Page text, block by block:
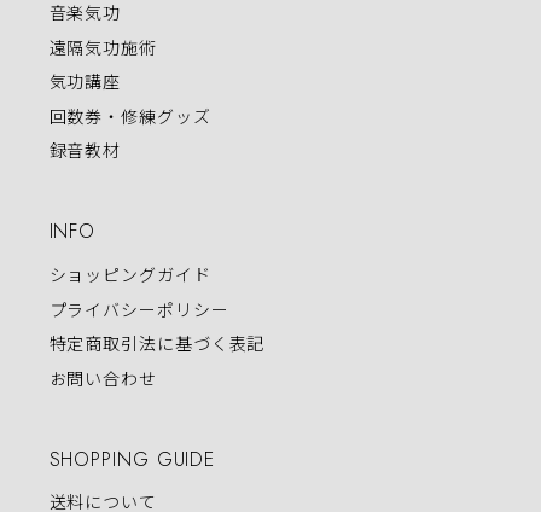
音楽気功
遠隔気功施術
気功講座
回数券・修練グッズ
録音教材
INFO
ショッピングガイド
プライバシーポリシー
特定商取引法に基づく表記
お問い合わせ
SHOPPING GUIDE
送料について